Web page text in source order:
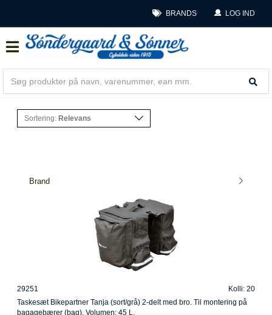
BRANDS LOG IND
Sortering: Relevans
Brand
29251
Kolli: 20
Taskesæt Bikepartner Tanja (sort/grå) 2-delt med bro. Til montering på
bagagebærer (bag). Volumen: 45 L.